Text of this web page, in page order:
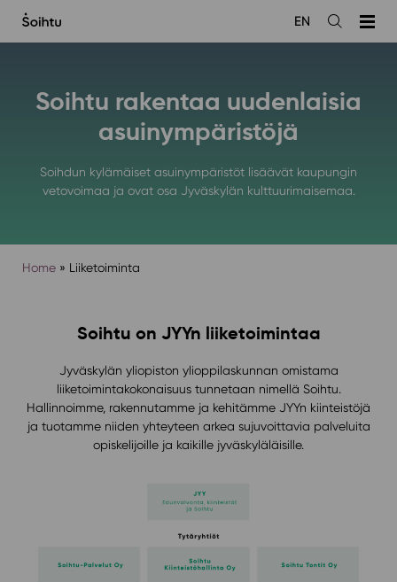
sisältöön
Avaa
EN
Home» Liiketoiminta
Soihtu rakentaa uudenlaisia
asuinympäristöjä
Soihdun kylämäiset asuinympäristöt lisäävät kaupungin
vetovoimaa ja ovat osa Jyväskylän kulttuurimaisemaa.
Soihtu on JYYn liiketoimintaa
Jyväskylän yliopiston ylioppilaskunnan omistama
liiketoimintakokonaisuus tunnetaan nimellä Soihtu.
Hallinnoimme, rakennutamme ja kehitämme JYYn kiinteistöjä
ja tuotamme niiden yhteyteen arkea sujuvoittavia palveluita
opiskelijoille ja kaikille jyväskyläläisille.